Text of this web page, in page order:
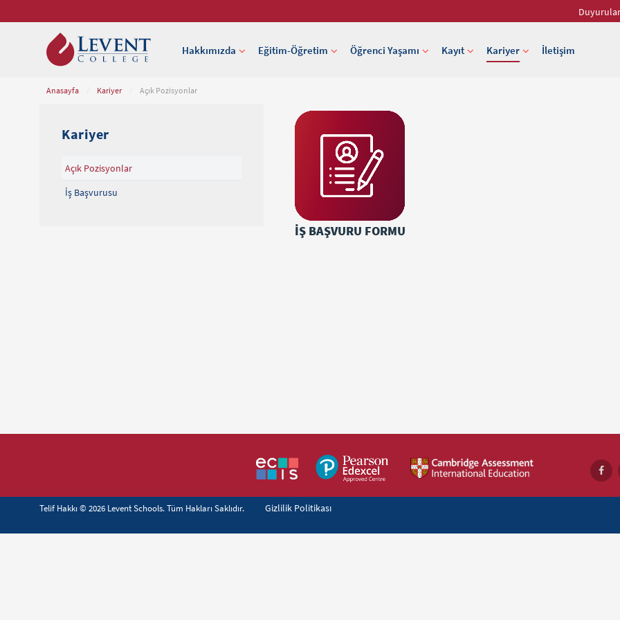
Duyurular
Hakkımızda Eğitim-Öğretim Öğrenci Yaşamı Kayıt Kariyer İletişim
Anasayfa Kariyer Açık Pozisyonlar
İŞ BAŞVURU FORMU
Kariyer
Açık Pozisyonlar
İş Başvurusu
Telif Hakkı © 2026 Levent Schools. Tüm Hakları Saklıdır. Gizlilik Politikası